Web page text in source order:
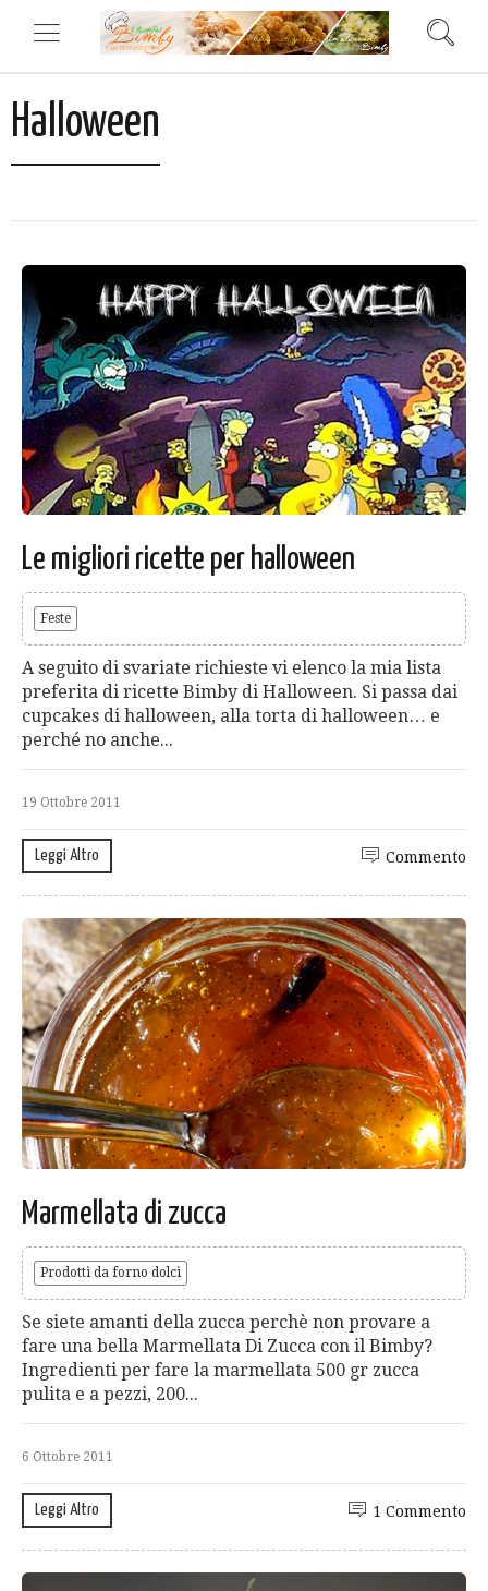
Halloween
Le migliori ricette per halloween
Feste
A seguito di svariate richieste vi elenco la mia lista
preferita di ricette Bimby di Halloween. Si passa dai
cupcakes di halloween, alla torta di halloween… e
perché no anche...
19 Ottobre 2011
Leggi Altro Commento
Marmellata di zucca
Prodotti da forno dolci
Se siete amanti della zucca perchè non provare a
fare una bella Marmellata Di Zucca con il Bimby?
Ingredienti per fare la marmellata 500 gr zucca
pulita e a pezzi, 200...
6 Ottobre 2011
Leggi Altro 1 Commento